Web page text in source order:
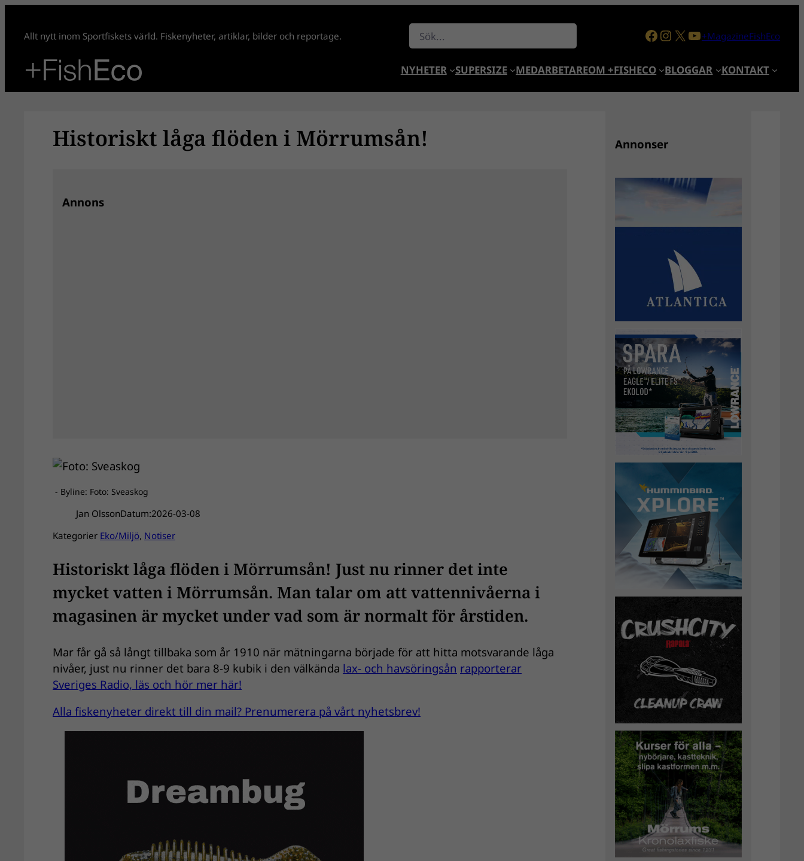
innehåll
Allt nytt inom Sportfiskets värld. Fiskenyheter, artiklar, bilder och reportage. Sök Facebook
Instagram
X YouTube
+MagazineFishEco
NYHETER SUPERSIZE MEDARBETAREOM +FISHECO BLOGGAR KONTAKT
Historiskt låga flöden i Mörrumsån!
Annons
- Byline: Foto: Sveaskog
Jan OlssonDatum:2026-03-08
Kategorier Eko/Miljö, Notiser
Historiskt låga flöden i Mörrumsån! Just nu rinner det inte
mycket vatten i Mörrumsån. Man talar om att vattennivåerna i
magasinen är mycket under vad som är normalt för årstiden.
Mar får gå så långt tillbaka som år 1910 när mätningarna började för att hitta motsvarande låga
nivåer, just nu rinner det bara 8-9 kubik i den välkända lax- och havsöringsån rapporterar
Sveriges Radio, läs och hör mer här!
Alla fiskenyheter direkt till din mail? Prenumerera på vårt nyhetsbrev!
Annonser